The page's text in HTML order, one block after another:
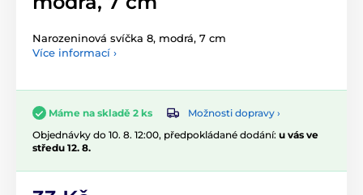
Narozeninová svíčka 8, modrá, 7 cm
Více informací ›
Máme na skladě 2 ks
Možnosti dopravy ›
Objednávky do 10. 8. 12:00, předpokládané dodání: u vás ve
středu 12. 8.